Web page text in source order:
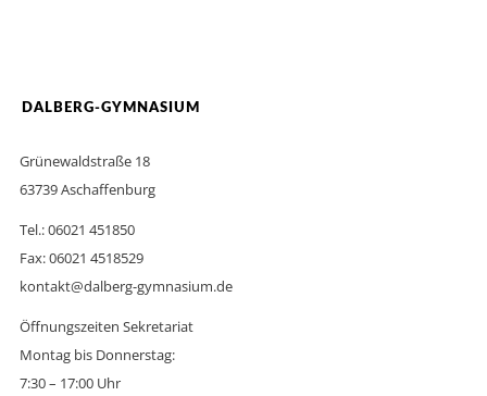
DALBERG-GYMNASIUM
Grünewaldstraße 18
63739 Aschaffenburg
Tel.: 06021 451850
Fax: 06021 4518529
kontakt@dalberg-gymnasium.de
Öffnungszeiten Sekretariat
Montag bis Donnerstag:
7:30 – 17:00 Uhr